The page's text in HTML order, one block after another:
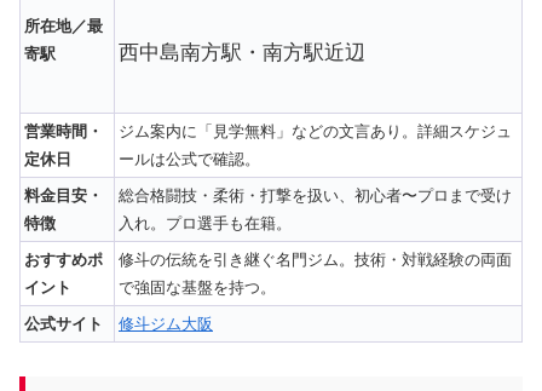
所在地／最
寄駅
西中島南方駅・南方駅近辺
営業時間・
定休日
ジム案内に「見学無料」などの文言あり。詳細スケジュ
ールは公式で確認。
料金目安・
特徴
総合格闘技・柔術・打撃を扱い、初心者〜プロまで受け
入れ。プロ選手も在籍。
おすすめポ
イント
修斗の伝統を引き継ぐ名門ジム。技術・対戦経験の両面
で強固な基盤を持つ。
公式サイト
修斗ジム大阪